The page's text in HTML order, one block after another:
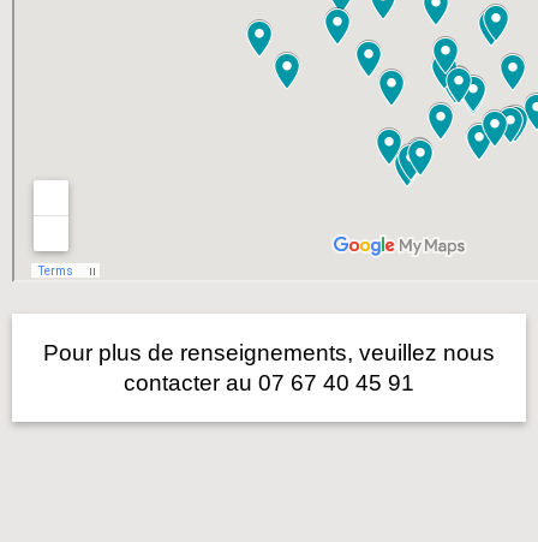
Pour plus de renseignements, veuillez nous
contacter au 07 67 40 45 91